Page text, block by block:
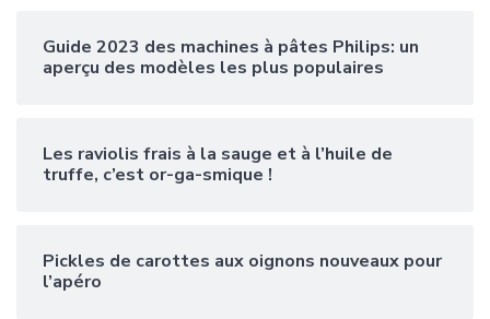
Guide 2023 des machines à pâtes Philips: un
aperçu des modèles les plus populaires
Les raviolis frais à la sauge et à l’huile de
truffe, c’est or-ga-smique !
Pickles de carottes aux oignons nouveaux pour
l’apéro